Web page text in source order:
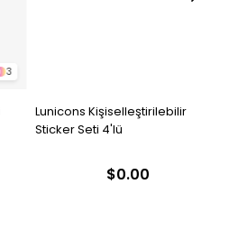
3
Lunicons Kişiselleştirilebilir
Sticker Seti 4'lü
$0.00